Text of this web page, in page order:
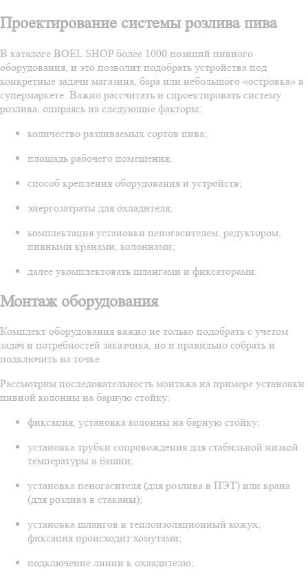
Проектирование системы розлива пива
В каталоге BOEL SHOP более 1000 позиций пивного
оборудования, и это позволит подобрать устройства под
конкретные задачи магазина, бара или небольшого «островка» в
супермаркете. Важно рассчитать и спроектировать систему
розлива, опираясь на следующие факторы:
количество разливаемых сортов пива;
площадь рабочего помещения;
способ крепления оборудования и устройств;
энергозатраты для охладителя;
комплектация установки пеногасителем, редуктором,
пивными кранами, колоннами;
далее укомплектовать шлангами и фиксаторами.
Монтаж оборудования
Комплект оборудования важно не только подобрать с учетом
задач и потребностей заказчика, но и правильно собрать и
подключить на точке.
Рассмотрим последовательность монтажа на примере установки
пивной колонны на барную стойку:
фиксация, установка колонны на барную стойку;
установка трубки сопровождения для стабильной низкой
температуры в башни;
установка пеногасителя (для розлива в ПЭТ) или крана
(для розлива в стаканы);
установка шлангов в теплоизоляционный кожух,
фиксация происходит хомутами;
подключение линии к охладителю;